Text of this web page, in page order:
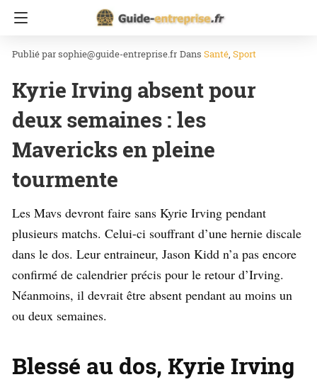
Accueil
sophie@guide-entreprise.fr Dans Santé Sport
Kyrie Irving absent pour
deux semaines : les
Mavericks en pleine
tourmente
Les Mavs devront faire sans Kyrie Irving pendant
plusieurs matchs. Celui-ci souffrant d’une hernie discale
dans le dos. Leur entraineur, Jason Kidd n’a pas encore
confirmé de calendrier précis pour le retour d’Irving.
Néanmoins, il devrait être absent pendant au moins un
ou deux semaines.
Blessé au dos, Kyrie Irving